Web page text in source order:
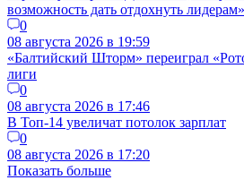
возможность дать отдохнуть лидерам»
0
08 августа 2026 в 19:59
«Балтийский Шторм» переиграл
лиги
0
08 августа 2026 в 17:46
В Топ-14 увеличат потолок зарплат
0
08 августа 2026 в 17:20
Показать больше